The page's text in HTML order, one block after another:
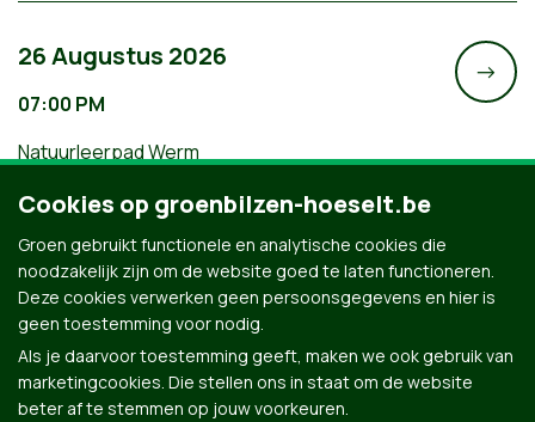
26 Augustus 2026
07:00 PM
Natuurleerpad Werm
Groene Augustuswandeling:
Natuurleerpad Werm
->
Cookies op groenbilzen-hoeselt.be
Groen gebruikt functionele en analytische cookies die
noodzakelijk zijn om de website goed te laten functioneren.
Deze cookies verwerken geen persoonsgegevens en hier is
geen toestemming voor nodig.
Als je daarvoor toestemming geeft, maken we ook gebruik van
marketingcookies. Die stellen ons in staat om de website
beter af te stemmen op jouw voorkeuren.